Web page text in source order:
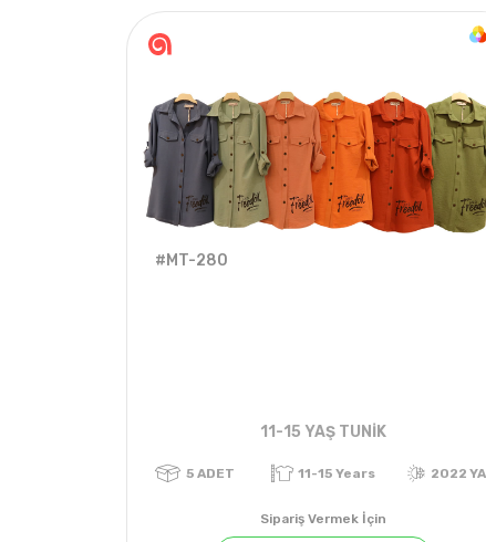
5ADET 11-15 Years
#MT-280
11-15 YAŞ TUNİK
Sipariş Vermek İçin